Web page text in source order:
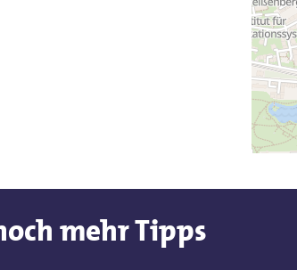
mehr Tipps